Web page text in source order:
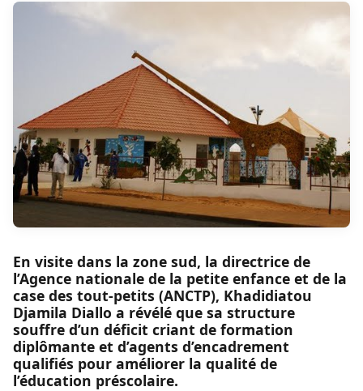
En visite dans la zone sud, la directrice de
l’Agence nationale de la petite enfance et de la
case des tout-petits (ANCTP), Khadidiatou
Djamila Diallo a révélé que sa structure
souffre d’un déficit criant de formation
diplômante et d’agents d’encadrement
qualifiés pour améliorer la qualité de
l’éducation préscolaire.